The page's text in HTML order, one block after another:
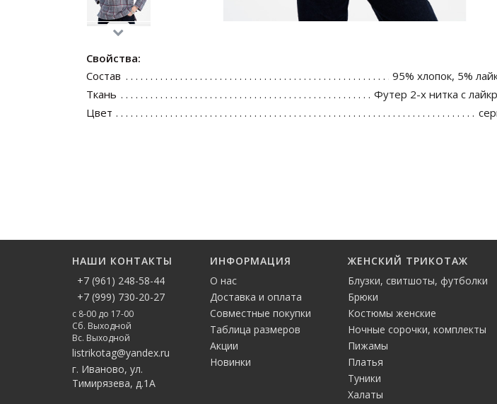
Свойства:
Состав
95% хлопок, 5%
Ткань
Футер 2-х нитка с
Цвет
НАШИ КОНТАКТЫ
+7 (961) 248-58-44
+7 (999) 730-20-27
с 8-00 до 17-00
Сб. Выходной
Вс. Выходной
listrikotag@yandex.ru
г. Иваново, ул.
Тимирязева, д.1А
ИНФОРМАЦИЯ
О нас
Доставка и оплата
Совместные покупки
Таблица размеров
Акции
Новинки
ЖЕНСКИЙ ТРИКОТАЖ
Блузки, свитшоты, футболки
Брюки
Костюмы женские
Ночные сорочки, комплекты
Пижамы
Платья
Туники
Халаты